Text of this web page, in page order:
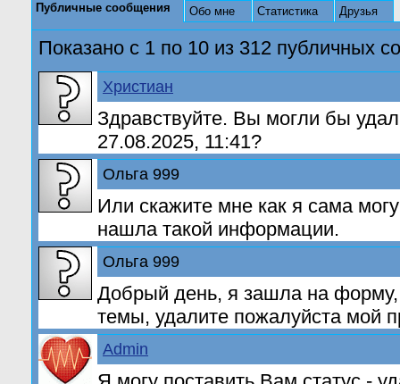
Публичные сообщения Обо мне Статистика Друзья
Показано с 1 по 10 из 312 публичных
Христиан
Здравствуйте. Вы могли бы
27.08.2025, 11:41?
Ольга 999
Или скажите мне как я сама
нашла такой информации.
Ольга 999
Добрый день, я зашла на
темы, удалите пожалуйста мой
Admin